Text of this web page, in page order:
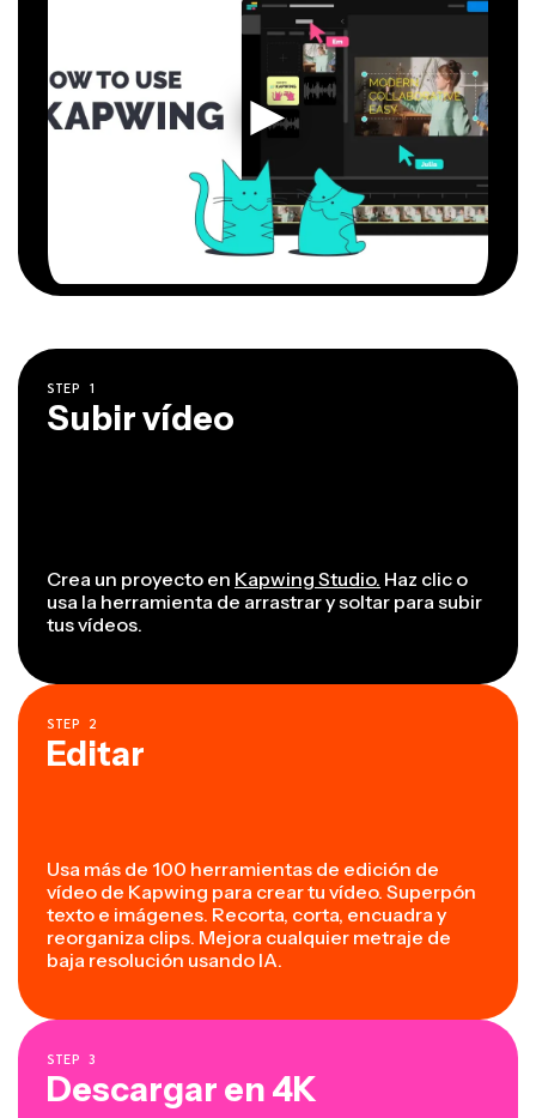
STEP 1
Subir vídeo
Crea un proyecto en Kapwing Studio. Haz clic o
usa la herramienta de arrastrar y soltar para subir
tus vídeos.
STEP 2
Editar
Usa más de 100 herramientas de edición de
vídeo de Kapwing para crear tu vídeo. Superpón
texto e imágenes. Recorta, corta, encuadra y
reorganiza clips. Mejora cualquier metraje de
baja resolución usando IA.
STEP 3
Descargar en 4K